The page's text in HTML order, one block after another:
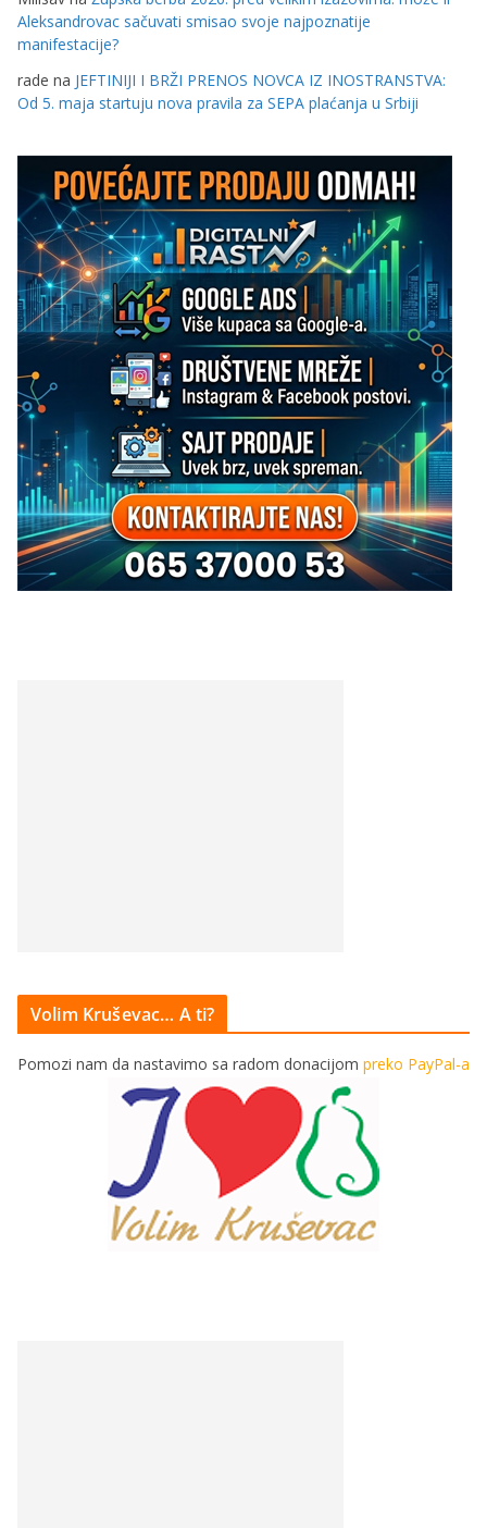
Aleksandrovac sačuvati smisao svoje najpoznatije
manifestacije?
rade na JEFTINIJI I BRŽI PRENOS NOVCA IZ INOSTRANSTVA:
Od 5. maja startuju nova pravila za SEPA plaćanja u Srbiji
Volim Kruševac… A ti?
Pomozi nam da nastavimo sa radom donacijom preko PayPal-a